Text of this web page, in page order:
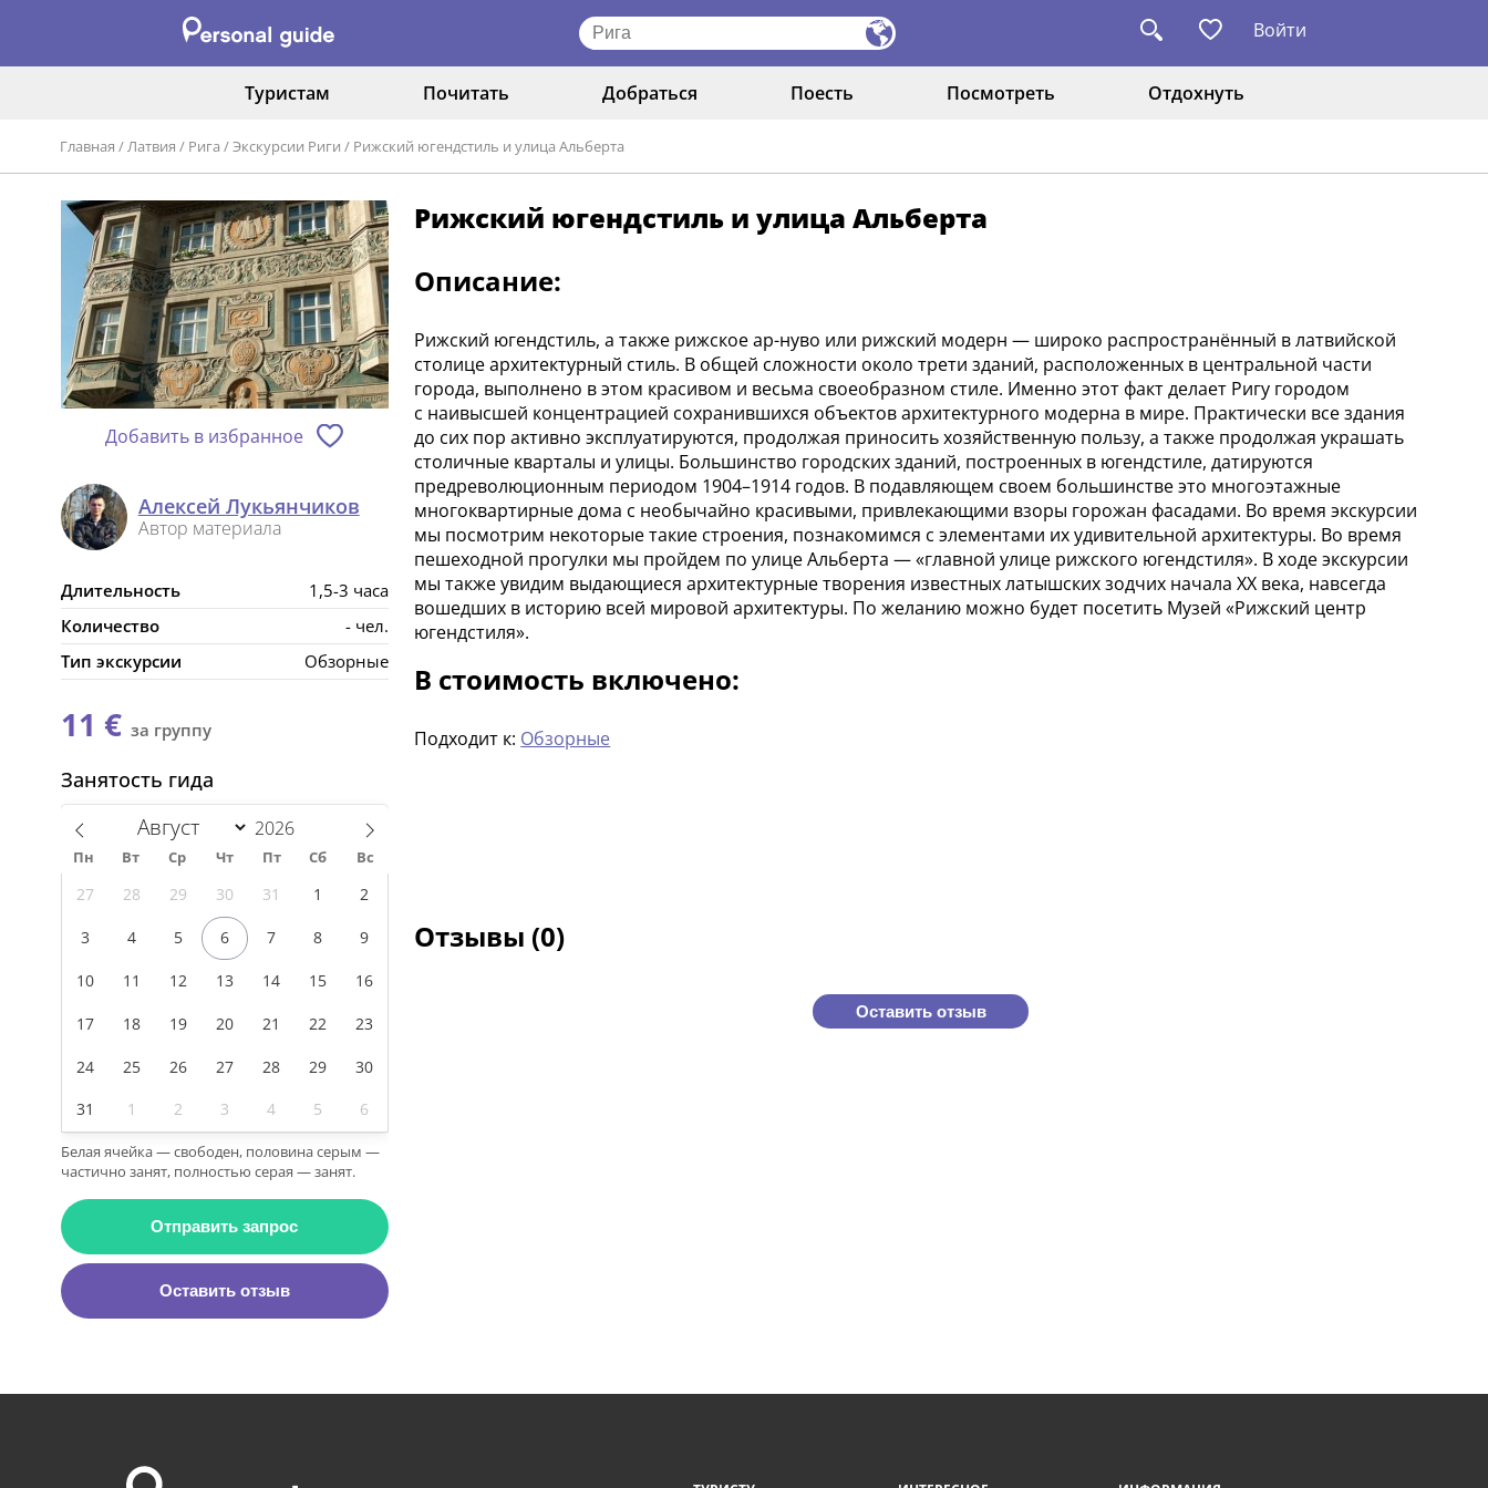
Войти
Туристам Почитать Добраться Поесть Посмотреть Отдохнуть
Главная /Латвия / Рига /Экскурсии Риги / Рижский югендстиль и улица Альберта
Добавить в избранное
Алексей Лукьянчиков
Автор материала
Длительность
1,5-3 часа
Количество
- чел.
Тип экскурсии
Обзорные
11 € за группу
Занятость гида
Пн Вт Ср Чт Пт Сб Вс
27 28 29 30 31 1 2
3 4 5 6 7 8 9
10 11 12 13 14 15 16
17 18 19 20 21 22 23
24 25 26 27 28 29 30
31 1 2 3 4 5 6
Белая ячейка — свободен, половина серым —
частично занят, полностью серая — занят.
Отправить запрос
Оставить отзыв
Рижский югендстиль и улица Альберта
Описание:
Рижский югендстиль, а также рижское ар-нуво или рижский модерн — широко распространённый в латвийской
столице архитектурный стиль. В общей сложности около трети зданий, расположенных в центральной части
города, выполнено в этом красивом и весьма своеобразном стиле. Именно этот факт делает Ригу городом
с наивысшей концентрацией сохранившихся объектов архитектурного модерна в мире. Практически все здания
до сих пор активно эксплуатируются, продолжая приносить хозяйственную пользу, а также продолжая украшать
столичные кварталы и улицы. Большинство городских зданий, построенных в югендстиле, датируются
предреволюционным периодом 1904–1914 годов. В подавляющем своем большинстве это многоэтажные
многоквартирные дома с необычайно красивыми, привлекающими взоры горожан фасадами. Во время экскурсии
мы посмотрим некоторые такие строения, познакомимся с элементами их удивительной архитектуры. Во время
пешеходной прогулки мы пройдем по улице Альберта — «главной улице рижского югендстиля». В ходе экскурсии
мы также увидим выдающиеся архитектурные творения известных латышских зодчих начала ХХ века, навсегда
вошедших в историю всей мировой архитектуры. По желанию можно будет посетить Музей «Рижский центр
югендстиля».
В стоимость включено:
Подходит к: Обзорные
Отзывы (0)
Оставить отзыв